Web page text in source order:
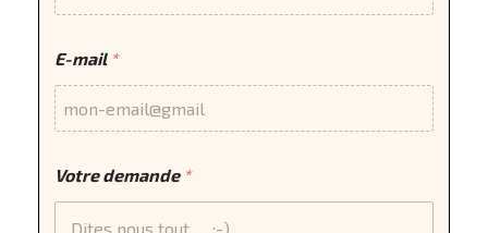
E-mail *
Votre demande *